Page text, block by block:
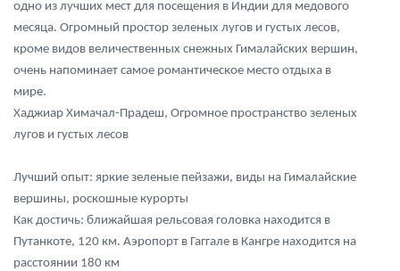
одно из лучших мест для посещения в Индии для медового
месяца. Огромный простор зеленых лугов и густых лесов,
кроме видов величественных снежных Гималайских вершин,
очень напоминает самое романтическое место отдыха в
мире.
Хаджиар Химачал-Прадеш, Огромное пространство зеленых
лугов и густых лесов
Лучший опыт: яркие зеленые пейзажи, виды на Гималайские
вершины, роскошные курорты
Как достичь: ближайшая рельсовая головка находится в
Путанкоте, 120 км. Аэропорт в Гаггале в Кангре находится на
расстоянии 180 км